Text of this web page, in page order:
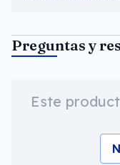
Preguntas y
Este